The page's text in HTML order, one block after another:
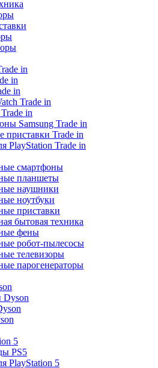
in
in
in
Trade in
in
Samsung Trade in
приставки Trade in
PlayStation Trade in
смартфоны
планшеты
наушники
ноутбуки
приставки
бытовая техника
фены
робот-пылесосы
телевизоры
парогенераторы
Dyson
5
PS5
PlayStation 5